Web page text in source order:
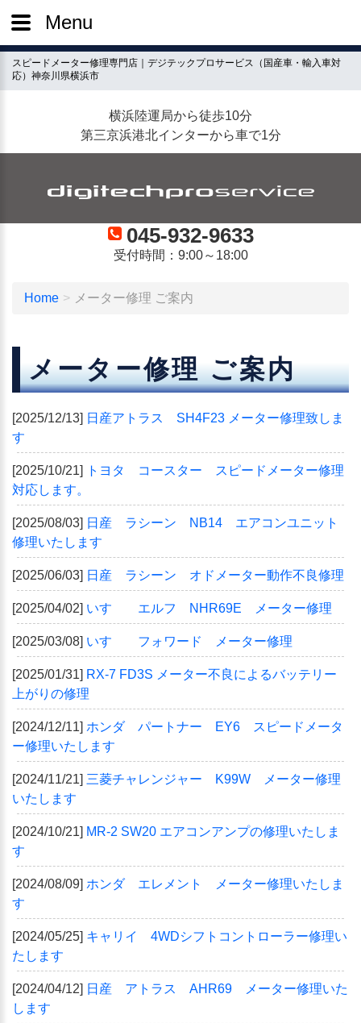
スピードメーター修理専門店｜デジテックプロサービス（国産車・輸入車対
応）神奈川県横浜市
横浜陸運局から徒歩10分
第三京浜港北インターから車で1分
045-932-9633
受付時間：9:00～18:00
Home メーター修理 ご案内
メーター修理 ご案内
[2025/12/13] 日産アトラス SH4F23 メーター修理致しま
す
[2025/10/21]
トヨタ コースター スピードメーター修理
対応します。
[2025/08/03] 日産 ラシーン NB14 エアコンユニット
修理いたします
[2025/06/03] 日産 ラシーン オドメーター動作不良修理
[2025/04/02] いすゞ エルフ NHR69E メーター修理
[2025/03/08] いすゞ フォワード メーター修理
[2025/01/31] RX-7 FD3S メーター不良によるバッテリー
上がりの修理
[2024/12/11] ホンダ パートナー EY6 スピードメータ
ー修理いたします
[2024/11/21] 三菱チャレンジャー K99W メーター修理
いたします
[2024/10/21] MR-2 SW20 エアコンアンプの修理いたしま
す
[2024/08/09] ホンダ エレメント メーター修理いたしま
す
[2024/05/25] キャリイ 4WDシフトコントローラー修理い
たします
[2024/04/12] 日産 アトラス AHR69 メーター修理いた
します
Menu